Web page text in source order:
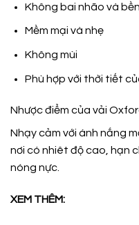
Không bai nhão và
Mềm mại và nhẹ
Không mùi
Phù hợp với thời tiết
Nhược điểm của vải
Nhạy cảm với ánh nắng
nơi có nhiêt độ cao, hạn
nóng nực.
XEM THÊM: